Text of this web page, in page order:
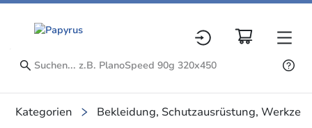
Kategorien Bekleidung, Schutzausrüstung,